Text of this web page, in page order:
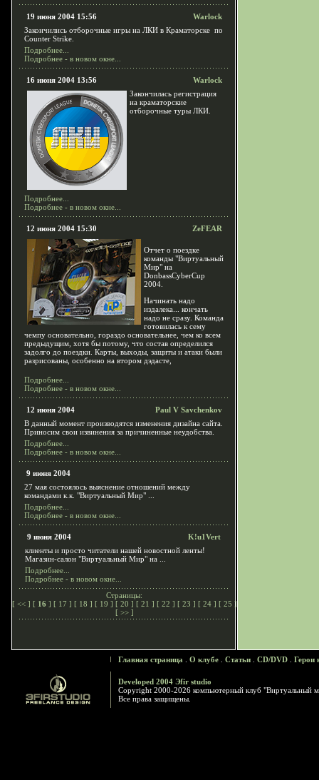
19 июня 2004 15:56
Warlock
Закончились отборочные игры на ЛКИ в Краматорске по
Counter Strike.
Подробнее...
Подробнее - в новом окне...
16 июня 2004 13:56
Warlock
Закончилась регистрация
на краматорские
отборочные туры ЛКИ.
Подробнее...
Подробнее - в новом окне...
12 июня 2004 15:30 ZeFEAR
Отчет о поездке
команды "Виртуальный
Мир" на
DonbassCyberCup
2004.
Начинать надо
издалека... кончать
надо не сразу. Команда
готовилась к сему
чемпу основательно, гораздо основательнее, чем ко всем
предыдущим, хотя бы потому, что состав определился
задолго до поездки. Карты, выходы, защиты и атаки были
разрисованы, особенно на втором дэдасте,
Подробнее...
Подробнее - в новом окне...
12 июня 2004
Paul V Savchenkov
В данный момент производятся изменения дизайна сайта.
Приносим свои извинения за причиненные неудобства.
Подробнее...
Подробнее - в новом окне...
9 июня 2004
27 мая состоялось выяснение отношений между
командами к.к. "Виртуальный Мир" ...
Подробнее...
Подробнее - в новом окне...
9 июня 2004
K!u1Vert
клиенты и просто читатели нашей новостной ленты!
Магазин-салон "Виртуальный Мир" на ...
Подробнее...
Подробнее - в новом окне...
Страницы:
[ << ] [ 16 ] [ 17 ] [ 18 ] [ 19 ] [ 20 ] [ 21 ] [ 22 ] [ 23 ] [ 24 ] [ 25 ]
[ >> ]
Главная страница О клубе Статьи CD/DVD Герои
Developed 2004 Эfir studio
Copyright 2000-2026 компьютерный клуб "Виртуальный
Все права защищены.